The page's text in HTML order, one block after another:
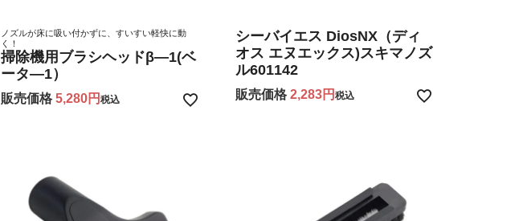
ノズルが床に吸い付かずに、すいすい軽快に動
く！
掃除機用ブラシヘッドβ―1(ベ
ータ―1）
販売価格 5,280 税込
シーバイエス DiosNX（ディ
オス エヌエックス)スキマノズ
ル601142
販売価格 2,283 税込